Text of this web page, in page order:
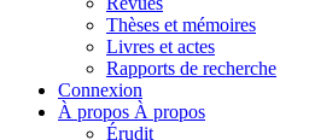
Thèses et mémoires
Livres et actes
Rapports de recherche
Connexion
À propos À propos
Érudit